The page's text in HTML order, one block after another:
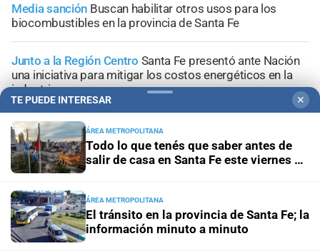
Media sanción Buscan habilitar otros usos para los
biocombustibles en la provincia de Santa Fe
Junto a la Región Centro Santa Fe presentó ante Nación
una iniciativa para mitigar los costos energéticos en la
industria
Media sanción para la emergencia
paraguas antes de que llegue El Niño
+Área Metropolitana
TE PUEDE INTERESAR ✕
ÁREA METROPOLITANA
Todo lo que tenés que saber antes de
salir de casa en Santa Fe este viernes 7
ÁREA METROPOLITANA
El tránsito en la provincia de Santa Fe; la
información minuto a minuto